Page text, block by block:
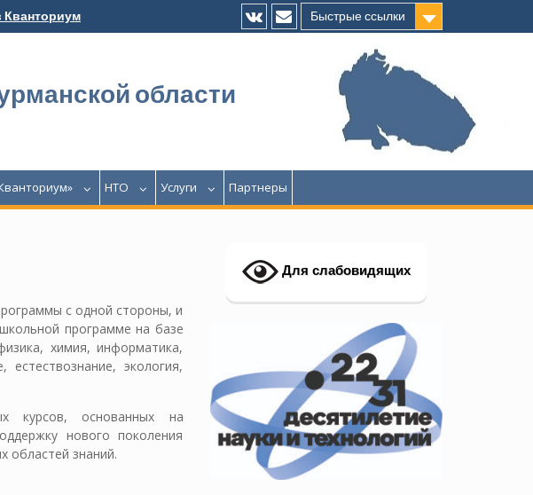
Кванториум
Быстрые ссылки
области
НТО Услуги Партнеры
с одной стороны, и
программе на базе
химия, информатика,
экология,
курсов, основанных на
нового поколения
областей знаний.
Для слабовидящих